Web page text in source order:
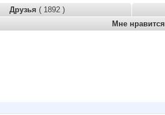
Друзья ( 1892 )
Мне нравится